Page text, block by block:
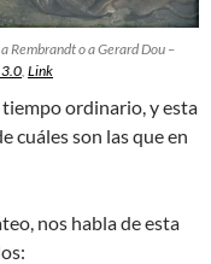
Rembrandt o a Gerard Dou –
3.0 Link
ordinario, y esta
cuáles son las que en
nos habla de esta